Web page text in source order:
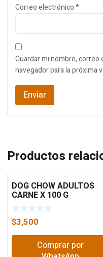
Correo electrónico*
Guardar mi nombre,
navegador para la próxima
Productos
DOG CHOW ADULTOS
CARNE X 100 G
$3,500
Comprar por